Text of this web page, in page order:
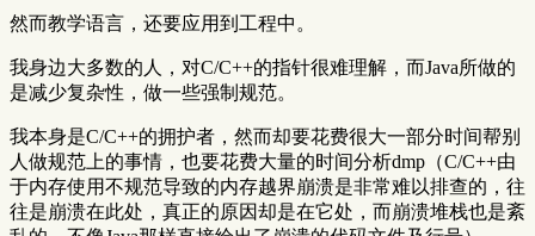
然而教学语言，还要应用到工程中。
我身边大多数的人，对C/C++的指针很难理解，而Java所做的
是减少复杂性，做一些强制规范。
我本身是C/C++的拥护者，然而却要花费很大一部分时间帮别
人做规范上的事情，也要花费大量的时间分析dmp（C/C++由
于内存使用不规范导致的内存越界崩溃是非常难以排查的，往
往是崩溃在此处，真正的原因却是在它处，而崩溃堆栈也是紊